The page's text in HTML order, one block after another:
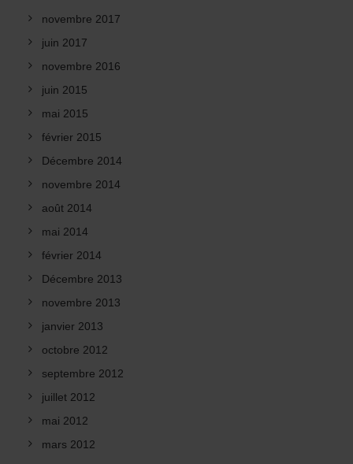
novembre 2017
juin 2017
novembre 2016
juin 2015
mai 2015
février 2015
Décembre 2014
novembre 2014
août 2014
mai 2014
février 2014
Décembre 2013
novembre 2013
janvier 2013
octobre 2012
septembre 2012
juillet 2012
mai 2012
mars 2012